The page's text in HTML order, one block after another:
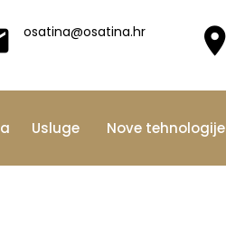
osatina@osatina.hr
Usluge Nove tehnologije